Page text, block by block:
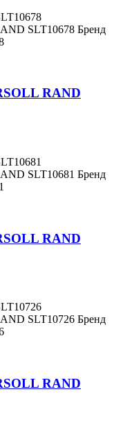
SLT10678 Бренд
RAND
SLT10681 Бренд
RAND
SLT10726 Бренд
RAND